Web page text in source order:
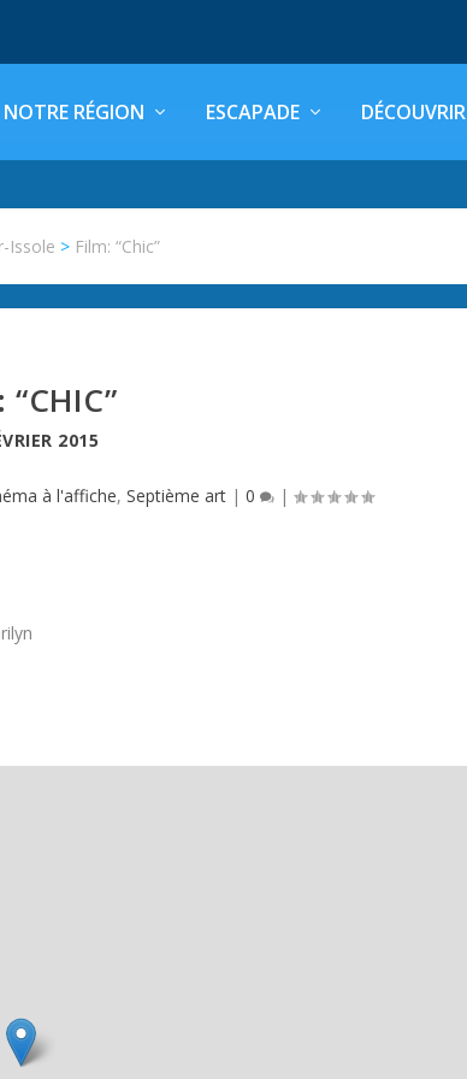
NOTRE RÉGION ESCAPADE DÉCOUVRIR
Issole > Film: “Chic”
“CHIC”
2015
à l'affiche, Septième art| 0 |